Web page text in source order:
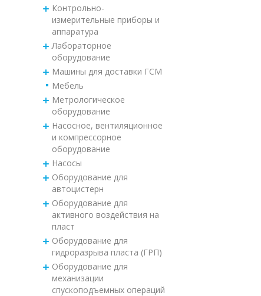
Контрольно-
измерительные приборы и
аппаратура
Лабораторное
оборудование
Машины для доставки ГСМ
Мебель
Метрологическое
оборудование
Насосное, вентиляционное
и компрессорное
оборудование
Насосы
Оборудование для
автоцистерн
Оборудование для
активного воздействия на
пласт
Оборудование для
гидроразрыва пласта (ГРП)
Оборудование для
механизации
спускоподъемных операций